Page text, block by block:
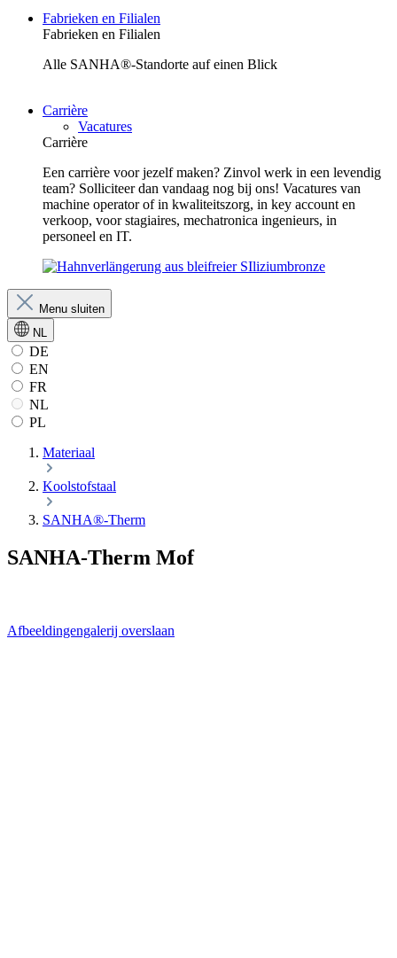
Fabrieken en Filialen
Fabrieken en Filialen
Alle SANHA®-Standorte auf einen Blick
Carrière
Vacatures
Carrière
Een carrière voor jezelf maken? Zinvol werk in een levendig
team? Solliciteer dan vandaag nog bij ons! Vacatures van
machine operator of in kwaliteitszorg, in key account en
verkoop, voor stagiaires, mechatronica ingenieurs, in
personeel en IT.
Menu sluiten
NL
DE
EN
FR
NL
PL
Materiaal
Koolstofstaal
SANHA®-Therm
SANHA-Therm Mof
Afbeeldingengalerij overslaan